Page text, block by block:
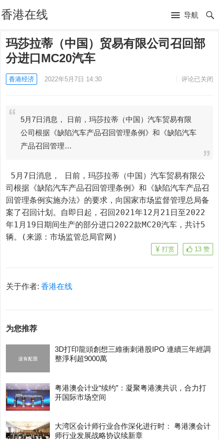
香港在线 导航
玛莎拉蒂（中国）贸易有限公司召回部
分进口MC20汽车
香港经济 2022年5月7日 14:30 评论已关闭
5月7日消息， 日前，玛莎拉蒂（中国）汽车贸易有限
公司根据《缺陷汽车产品召回管理条例》和《缺陷汽车
产品召回管理…
司根据《缺陷汽车产品召回管理条例》和《缺陷汽车产品召
回管理条例实施办法》的要求，向国家市场监督管理总局备
案了召回计划。自即日起，召回2021年12月21日至2022
年1月19日期间生产的部分进口2022款MC20汽车，共计5
辆。(来源：市场监管总局官网)
13 赞
打赏
关于作者:香港在线
为您推荐
3D打印龍頭創想三維衝刺港股IPO 連續三年經調
整淨利超9000萬
粤港澳会计业“续约”：凝聚粤港澳共识，合力打
开国际市场空间
大湾区会计师行业合作深化进行时： 粤港澳会计
师行业发展战略协议续新章